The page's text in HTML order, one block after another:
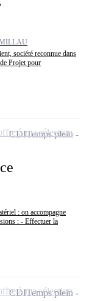
société reconnue dans
Projet pour
: on accompagne
: - Effectuer la
CDITemps plein
à ma sélection
CDITemps plein
à ma sélection